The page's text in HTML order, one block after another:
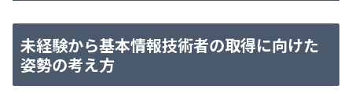
未経験から基本情報技術者の取得に向けた
姿勢の考え方